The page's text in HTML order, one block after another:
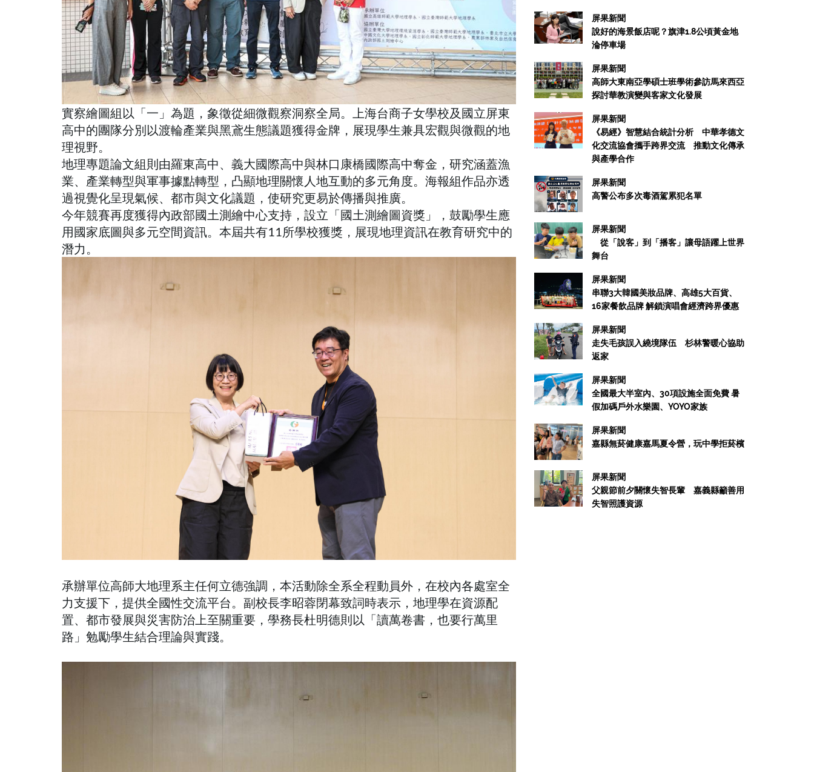
實察繪圖組以「一」為題，象徵從細微觀察洞察全局。上海台商子女學校及國立屏東
高中的團隊分別以渡輪產業與黑鳶生態議題獲得金牌，展現學生兼具宏觀與微觀的地
理視野。
地理專題論文組則由羅東高中、義大國際高中與林口康橋國際高中奪金，研究涵蓋漁
業、產業轉型與軍事據點轉型，凸顯地理關懷人地互動的多元角度。海報組作品亦透
過視覺化呈現氣候、都市與文化議題，使研究更易於傳播與推廣。
今年競賽再度獲得內政部國土測繪中心支持，設立「國土測繪圖資獎」，鼓勵學生應
用國家底圖與多元空間資訊。本屆共有11所學校獲獎，展現地理資訊在教育研究中的
潛力。
承辦單位高師大地理系主任何立德強調，本活動除全系全程動員外，在校內各處室全
力支援下，提供全國性交流平台。副校長李昭蓉閉幕致詞時表示，地理學在資源配
置、都市發展與災害防治上至關重要，學務長杜明德則以「讀萬卷書，也要行萬里
路」勉勵學生結合理論與實踐。
屏果新聞
說好的海景飯店呢？旗津1.8公頃黃金地
淪停車場
屏果新聞
高師大東南亞學碩士班學術參訪馬來西亞
探討華教演變與客家文化發展
屏果新聞
《易經》智慧結合統計分析 中華孝德文
化交流協會攜手跨界交流 推動文化傳承
與產學合作
屏果新聞
高警公布多次毒酒駕累犯名單
屏果新聞
從「說客」到「播客」讓母語躍上世界
舞台
屏果新聞
串聯3大韓國美妝品牌、高雄5大百貨、
16家餐飲品牌 解鎖演唱會經濟跨界優惠
屏果新聞
走失毛孩誤入繞境隊伍 杉林警暖心協助
返家
屏果新聞
全國最大半室內、30項設施全面免費 暑
假加碼戶外水樂園、YOYO家族
屏果新聞
嘉縣無菸健康嘉馬夏令營，玩中學拒菸檳
屏果新聞
父親節前夕關懷失智長輩 嘉義縣籲善用
失智照護資源